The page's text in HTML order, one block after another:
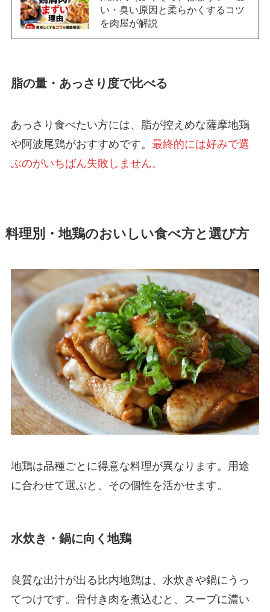
い・臭い原因と柔らかくするコツ
を肉屋が解説
脂の量・あっさり度で比べる
あっさり食べたい方には、脂が控えめな薩摩地鶏
や阿波尾鶏がおすすめです。 最終的には好みで選
ぶのがいちばん失敗しません。
料理別・地鶏のおいしい食べ方と選び方
地鶏は品種ごとに得意な料理が異なります。用途
に合わせて選ぶと、その個性を活かせます。
水炊き・鍋に向く地鶏
良質な出汁が出る比内地鶏は、水炊きや鍋にうっ
てつけです。骨付き肉を煮込むと、スープに濃い